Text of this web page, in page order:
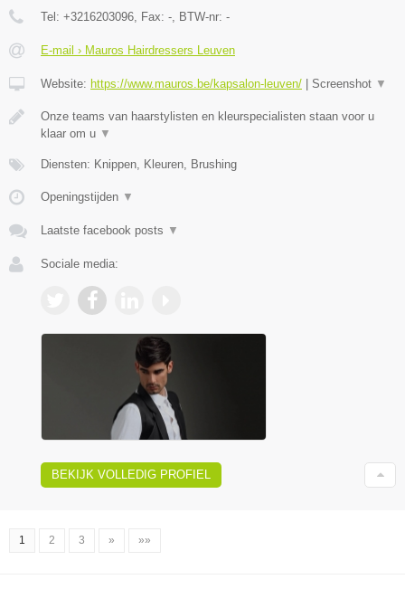
Tel: +3216203096, Fax: -, BTW-nr: -
E-mail › Mauros Hairdressers Leuven
Website: https://www.mauros.be/kapsalon-leuven/ Screenshot ▼
Onze teams van haarstylisten en kleurspecialisten staan voor u
klaar om u ▼
Diensten: Knippen, Kleuren, Brushing
Openingstijden ▼
Laatste facebook posts ▼
Sociale media:
BEKIJK VOLLEDIG PROFIEL
1 2 3 » »»